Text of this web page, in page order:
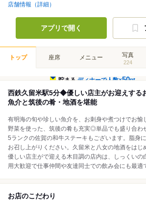
店舗情報（詳細）
アプリで開く
トップ 座席 メニュー 写真
224
貯まるディナーで人数×50pt
西鉄久留米駅5分◆優しい店主がお迎えする
魚介と筑後の肴・地酒を堪能
有明海の旬や珍しい魚介を、お刺身や煮つけでお愉
野菜を使った、筑後の肴も充実◎単品でも盛り合わ
5ランクの佐賀の和牛ステーキもございます。脂身
お召し上がりください。久留米と八女の地酒をはじ
優しい店主がで迎える木目調の店内は、しっくいの
用大歓迎で仕事仲間や友達同士での飲み会にも最
お店のこだわり